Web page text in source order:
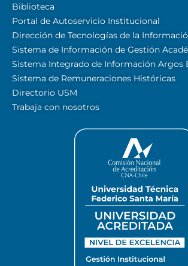
Biblioteca
Portal de Autoservicio Institucional
Dirección de Tecnologías de la
Sistema de Información de Gestión
Sistema Integrado de Información Argos
Sistema de Remuneraciones Históricas
Directorio USM
Trabaja con nosotros